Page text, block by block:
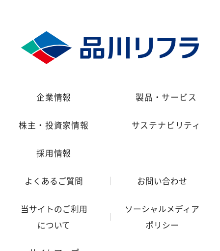
企業情報 製品・サービス
株主・投資家情報 サステナビリティ
採用情報
よくあるご質問 お問い合わせ
当サイトのご利用
について
ソーシャルメディア
ポリシー